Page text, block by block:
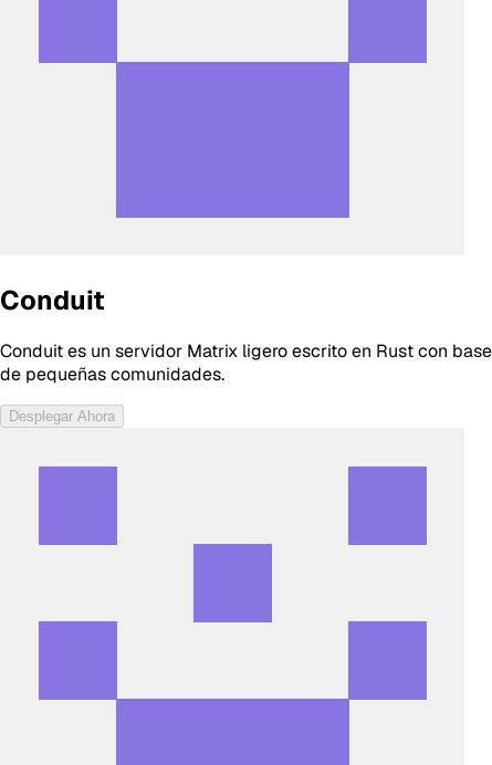
Conduit
Conduit es un servidor Matrix ligero escrito en Rust con
de pequeñas comunidades.
Desplegar Ahora